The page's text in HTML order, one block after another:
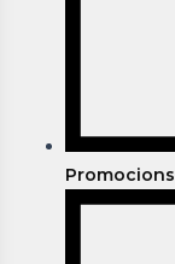
Promocions